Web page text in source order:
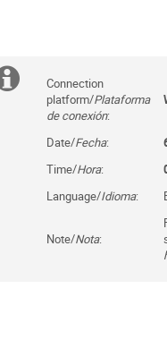
Información
extra
Connection
platform/Plataforma
de conexión:
Date/Fecha:
Time/Hora:
Language/Idioma:
Note/Nota: